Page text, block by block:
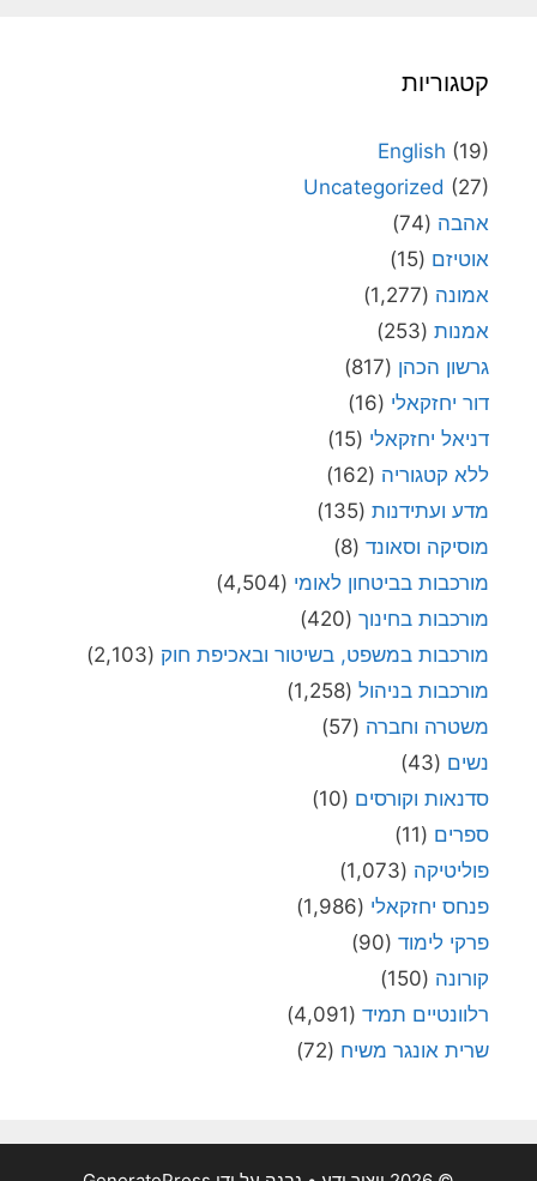
קטגוריות
English (19)
Uncategorized (27)
אהבה (74)
אוטיזם (15)
אמונה (1,277)
אמנות (253)
גרשון הכהן (817)
דור יחזקאלי (16)
דניאל יחזקאלי (15)
ללא קטגוריה (162)
מדע ועתידנות (135)
מוסיקה וסאונד (8)
מורכבות בביטחון לאומי (4,504)
מורכבות בחינוך (420)
מורכבות במשפט, בשיטור ובאכיפת חוק (2,103)
מורכבות בניהול (1,258)
משטרה וחברה (57)
נשים (43)
סדנאות וקורסים (10)
ספרים (11)
פוליטיקה (1,073)
פנחס יחזקאלי (1,986)
פרקי לימוד (90)
קורונה (150)
רלוונטיים תמיד (4,091)
שרית אונגר משיח (72)